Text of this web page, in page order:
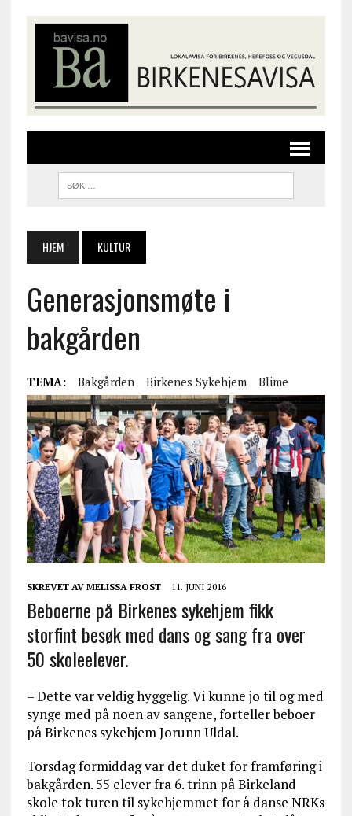
HJEM KULTUR
Generasjonsmøte i
bakgården
TEMA: Bakgården Birkenes Sykehjem Blime
SKREVET AV MELISSA FROST 11. JUNI 2016
Beboerne på Birkenes sykehjem fikk
storfint besøk med dans og sang fra over
50 skoleelever.
– Dette var veldig hyggelig. Vi kunne jo til og med
synge med på noen av sangene, forteller beboer
på Birkenes sykehjem Jorunn Uldal.
Torsdag formiddag var det duket for framføring i
bakgården. 55 elever fra 6. trinn på Birkeland
skole tok turen til sykehjemmet for å danse NRKs